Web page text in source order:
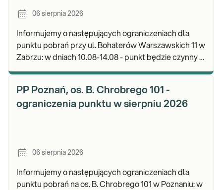
06 sierpnia 2026
Informujemy o następujących ograniczeniach dla
punktu pobrań przy ul. Bohaterów Warszawskich 11 w
Zabrzu: w dniach 10.08-14.08 - punkt będzie czynny w
PP Poznań, os. B. Chrobrego 101 -
ograniczenia punktu w sierpniu 2026
06 sierpnia 2026
Informujemy o następujących ograniczeniach dla
punktu pobrań na os. B. Chrobrego 101 w Poznaniu: w